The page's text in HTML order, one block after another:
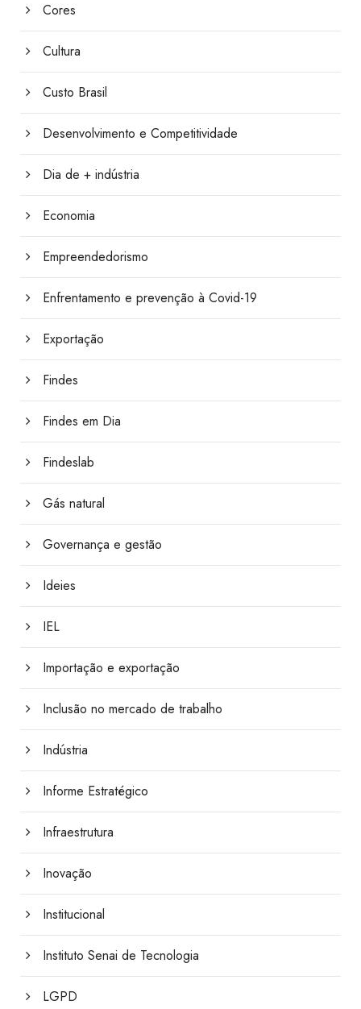
Cores
Cultura
Custo Brasil
Desenvolvimento e Competitividade
Dia de + indústria
Economia
Empreendedorismo
Enfrentamento e prevenção à Covid-19
Exportação
Findes
Findes em Dia
Findeslab
Gás natural
Governança e gestão
Ideies
IEL
Importação e exportação
Inclusão no mercado de trabalho
Indústria
Informe Estratégico
Infraestrutura
Inovação
Institucional
Instituto Senai de Tecnologia
LGPD